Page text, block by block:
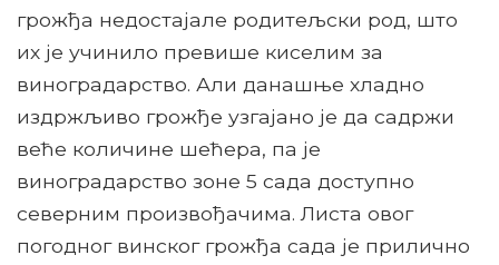
грожђа недостајале родитељски род, што
их је учинило превише киселим за
виноградарство. Али данашње хладно
издржљиво грожђе узгајано је да садржи
веће количине шећера, па је
виноградарство зоне 5 сада доступно
северним произвођачима. Листа овог
погодног винског грожђа сада је прилично